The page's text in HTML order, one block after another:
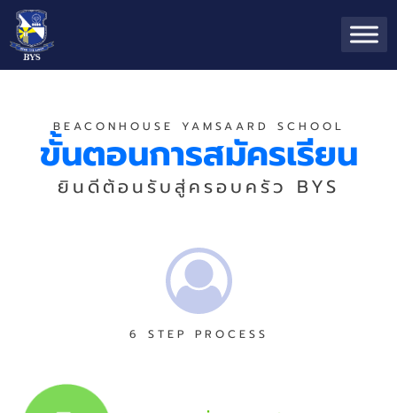
BEACONHOUSE YAMSAARD SCHOOL
ขั้นตอนการสมัครเรียน
ยินดีต้อนรับสู่ครอบครัว BYS
6 STEP PROCESS